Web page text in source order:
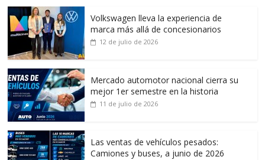
Volkswagen lleva la experiencia de
marca más allá de concesionarios
12 de julio de 2026
Mercado automotor nacional cierra su
mejor 1er semestre en la historia
11 de julio de 2026
Las ventas de vehículos pesados:
Camiones y buses, a junio de 2026